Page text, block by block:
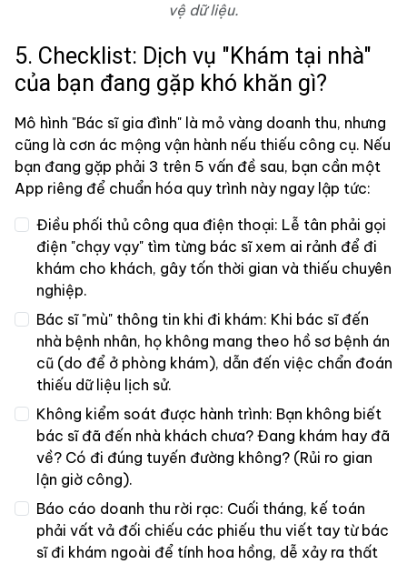
vệ dữ liệu.
5. Checklist: Dịch vụ "Khám tại nhà"
của bạn đang gặp khó khăn gì?
Mô hình "Bác sĩ gia đình" là mỏ vàng doanh thu, nhưng
cũng là cơn ác mộng vận hành nếu thiếu công cụ. Nếu
bạn đang gặp phải 3 trên 5 vấn đề sau, bạn cần một
App riêng để chuẩn hóa quy trình này ngay lập tức:
Điều phối thủ công qua điện thoại: Lễ tân phải gọi
điện "chạy vạy" tìm từng bác sĩ xem ai rảnh để đi
khám cho khách, gây tốn thời gian và thiếu chuyên
nghiệp.
Bác sĩ "mù" thông tin khi đi khám: Khi bác sĩ đến
nhà bệnh nhân, họ không mang theo hồ sơ bệnh án
cũ (do để ở phòng khám), dẫn đến việc chẩn đoán
thiếu dữ liệu lịch sử.
Không kiểm soát được hành trình: Bạn không biết
bác sĩ đã đến nhà khách chưa? Đang khám hay đã
về? Có đi đúng tuyến đường không? (Rủi ro gian
lận giờ công).
Báo cáo doanh thu rời rạc: Cuối tháng, kế toán
phải vất vả đối chiếu các phiếu thu viết tay từ bác
sĩ đi khám ngoài để tính hoa hồng, dễ xảy ra thất